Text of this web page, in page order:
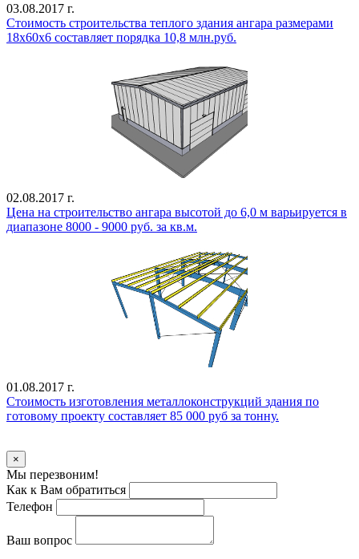
03.08.2017 г.
Стоимость строительства теплого здания ангара размерами
18х60х6 составляет порядка 10,8 млн.руб.
02.08.2017 г.
Цена на строительство ангара высотой до 6,0 м варьируется в
диапазоне 8000 - 9000 руб. за кв.м.
01.08.2017 г.
Стоимость изготовления металлоконструкций здания по
готовому проекту составляет 85 000 руб за тонну.
×
Мы перезвоним!
Как к Вам обратиться
Телефон
Ваш вопрос